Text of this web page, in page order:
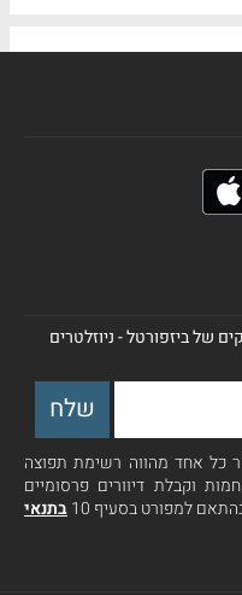
של ביזפורטל - ניוזלטרים
כל אחד מהווה רשימת תפוצה
וקבלת דיוורים פרסומיים
למפורט בסעיף 10
בתנאי